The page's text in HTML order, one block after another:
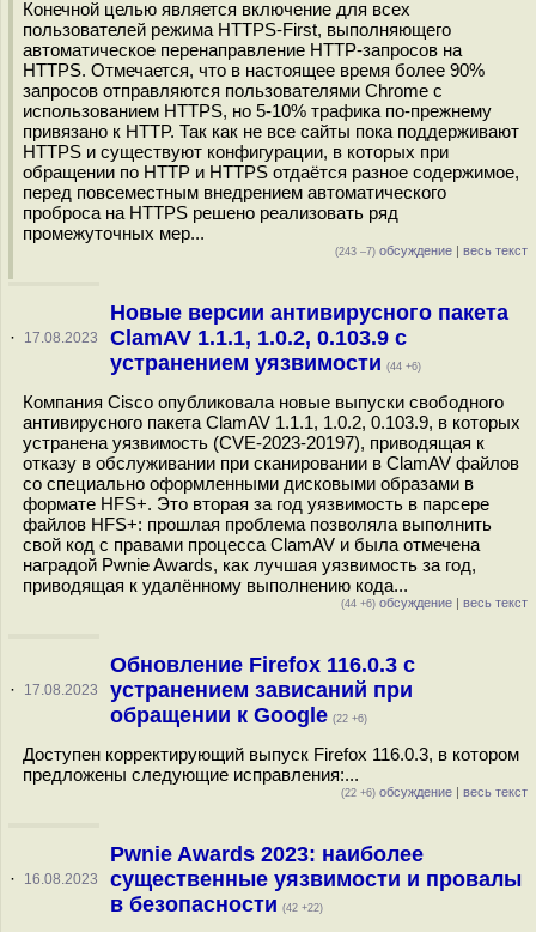
Конечной целью является включение для всех
пользователей режима HTTPS-First, выполняющего
автоматическое перенаправление HTTP-запросов на
HTTPS. Отмечается, что в настоящее время более 90%
запросов отправляются пользователями Chrome с
использованием HTTPS, но 5-10% трафика по-прежнему
привязано к HTTP. Так как не все сайты пока поддерживают
HTTPS и существуют конфигурации, в которых при
обращении по HTTP и HTTPS отдаётся разное содержимое,
перед повсеместным внедрением автоматического
проброса на HTTPS решено реализовать ряд
промежуточных мер...
(243 –7) обсуждение | весь текст
· 17.08.2023
Новые версии антивирусного пакета
ClamAV 1.1.1, 1.0.2, 0.103.9 с
устранением уязвимости (44 +6)
Компания Cisco опубликовала новые выпуски свободного
антивирусного пакета ClamAV 1.1.1, 1.0.2, 0.103.9, в которых
устранена уязвимость (CVE-2023-20197), приводящая к
отказу в обслуживании при сканировании в ClamAV файлов
со специально оформленными дисковыми образами в
формате HFS+. Это вторая за год уязвимость в парсере
файлов HFS+: прошлая проблема позволяла выполнить
свой код с правами процесса ClamAV и была отмечена
наградой Pwnie Awards, как лучшая уязвимость за год,
приводящая к удалённому выполнению кода...
(44 +6) обсуждение | весь текст
· 17.08.2023
Обновление Firefox 116.0.3 с
устранением зависаний при
обращении к Google (22 +6)
Доступен корректирующий выпуск Firefox 116.0.3, в котором
предложены следующие исправления:...
(22 +6) обсуждение | весь текст
· 16.08.2023
Pwnie Awards 2023: наиболее
существенные уязвимости и провалы
в безопасности (42 +22)